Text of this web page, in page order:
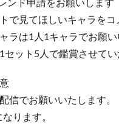
で見てほしいキャラを
ラは1人1キャラでお願い
ット5人で鑑賞させてい
信でお願いいたします。
ります。